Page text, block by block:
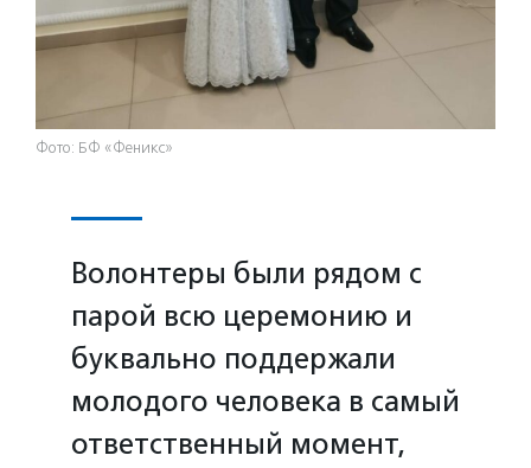
Фото: БФ «Феникс»
Волонтеры были рядом с
парой всю церемонию и
буквально поддержали
молодого человека в самый
ответственный момент,